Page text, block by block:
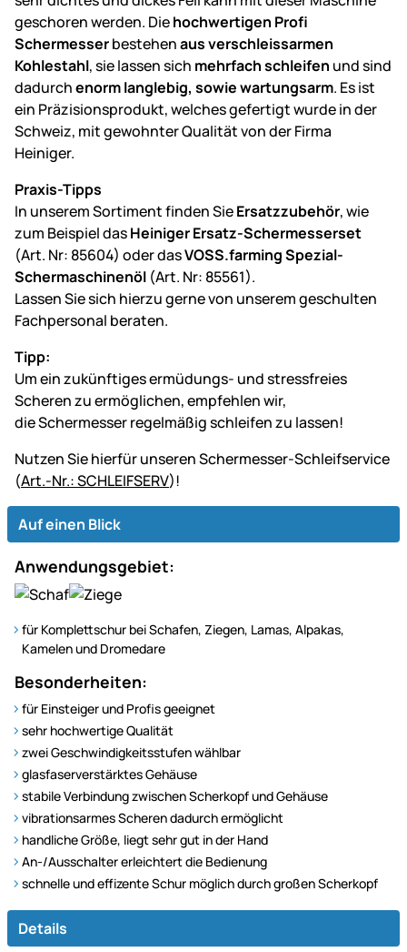
geschoren werden. Diehochwertigen Profi
Schermesserbestehenaus verschleissarmen
Kohlestahl, sie lassen sich mehrfach schleifen und sind
dadurchenorm langlebig, sowie wartungsarm. Es ist
ein Präzisionsprodukt, welches gefertigt wurde in der
Schweiz, mit gewohnter Qualität von der Firma
Heiniger.
Praxis-Tipps
In unserem Sortiment finden SieErsatzzubehör, wie
zum Beispiel dasHeiniger Ersatz-Schermesserset
(Art. Nr: 85604) oder dasVOSS.farming Spezial-
Schermaschinenöl (Art. Nr: 85561).
Lassen Sie sich hierzu gerne von unserem geschulten
Fachpersonal beraten.
Tipp:
Um ein zukünftiges ermüdungs- und stressfreies
Scheren zu ermöglichen, empfehlen wir,
die Schermesser regelmäßig schleifen zu lassen!
Nutzen Sie hierfür unseren Schermesser-Schleifservice
(Art.-Nr.: SCHLEIFSERV)!
Auf einen Blick
Anwendungsgebiet:
für Komplettschur bei Schafen, Ziegen, Lamas, Alpakas,
Kamelen und Dromedare
Besonderheiten:
für Einsteiger und Profis geeignet
sehr hochwertige Qualität
zwei Geschwindigkeitsstufen wählbar
glasfaserverstärktes Gehäuse
stabile Verbindung zwischen Scherkopf und Gehäuse
vibrationsarmes Scheren dadurch ermöglicht
handliche Größe, liegt sehr gut in der Hand
An-/Ausschalter erleichtert die Bedienung
schnelle und effizente Schur möglich durch großen Scherkopf
Details